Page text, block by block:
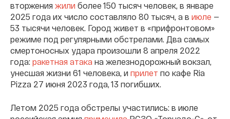
вторжения жили более 150 тысяч человек, в январе
2025 года их число составляло 80 тысяч, а в июле —
53 тысячи человек. Город живет в «прифронтовом»
режиме под регулярными обстрелами. Два самых
смертоносных удара произошли 8 апреля 2022
года: ракетная атака на железнодорожный вокзал,
унесшая жизни 61 человека, и прилет по кафе Ria
Pizza 27 июня 2023 года, 13 погибших.
Летом 2025 года обстрелы участились: в июле